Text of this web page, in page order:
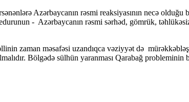
Azərbaycanın rəsmi reaksiyasının necə
- Azərbaycanın rəsmi sərhəd, gömrük,
zaman məsafəsi uzandıqca vəziyyət də
Bölgədə sülhün yaranması Qarabağ